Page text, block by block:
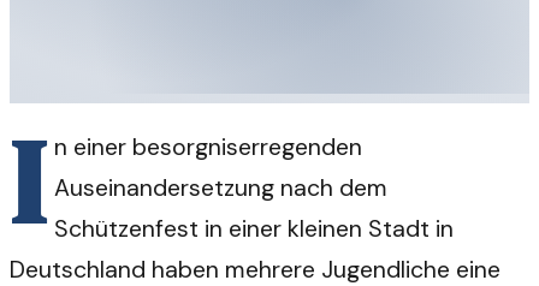
I n einer besorgniserregenden
Auseinandersetzung nach dem
Schützenfest in einer kleinen Stadt in
Deutschland haben mehrere Jugendliche eine